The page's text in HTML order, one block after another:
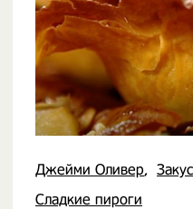
Джейми Оливер
Сладкие пироги